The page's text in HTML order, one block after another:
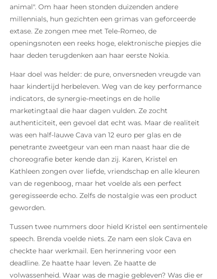
animal". Om haar heen stonden duizenden andere
millennials, hun gezichten een grimas van geforceerde
extase. Ze zongen mee met Tele-Romeo, de
openingsnoten een reeks hoge, elektronische piepjes die
haar deden terugdenken aan haar eerste Nokia.
Haar doel was helder: de pure, onversneden vreugde van
haar kindertijd herbeleven. Weg van de key performance
indicators, de synergie-meetings en de holle
marketingtaal die haar dagen vulden. Ze zocht
authenticiteit, een gevoel dat echt was. Maar de realiteit
was een half-lauwe Cava van 12 euro per glas en de
penetrante zweetgeur van een man naast haar die de
choreografie beter kende dan zij. Karen, Kristel en
Kathleen zongen over liefde, vriendschap en alle kleuren
van de regenboog, maar het voelde als een perfect
geregisseerde echo. Zelfs de nostalgie was een product
geworden.
Tussen twee nummers door hield Kristel een sentimentele
speech. Brenda voelde niets. Ze nam een slok Cava en
checkte haar werkmail. Een herinnering voor een
deadline. Ze haatte haar leven. Ze haatte de
volwassenheid. Waar was de magie gebleven? Was die er